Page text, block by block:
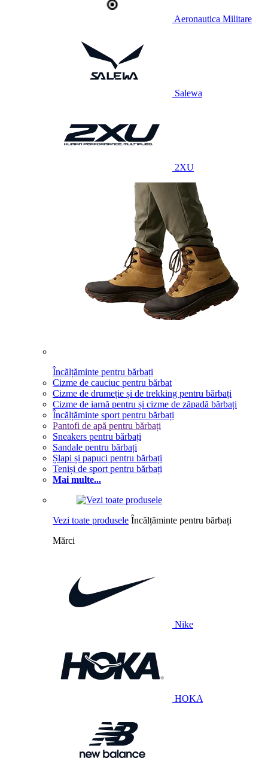
Aeronautica Militare
Salewa
2XU
Încălțăminte pentru bărbați
Cizme de cauciuc pentru bărbat
Cizme de drumeție și de trekking pentru bărbați
Cizme de iarnă pentru și cizme de zăpadă bărbați
Încălțăminte sport pentru bărbați
Pantofi de apă pentru bărbați
Sneakers pentru bărbați
Sandale pentru bărbați
Șlapi și papuci pentru bărbați
Teniși de sport pentru bărbați
Mai multe...
Vezi toate produsele Încălțăminte pentru bărbați
Mărci
Nike
HOKA